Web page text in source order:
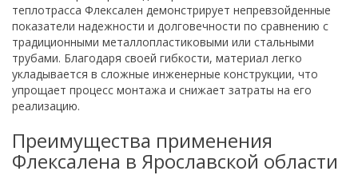
теплотрасса Флексален демонстрирует непревзойденные
показатели надежности и долговечности по сравнению с
традиционными металлопластиковыми или стальными
трубами. Благодаря своей гибкости, материал легко
укладывается в сложные инженерные конструкции, что
упрощает процесс монтажа и снижает затраты на его
реализацию.
Преимущества применения
Флексалена в Ярославской области